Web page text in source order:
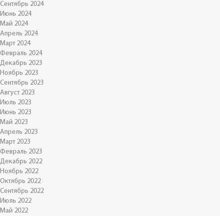
Сентябрь 2024
Июнь 2024
Май 2024
Апрель 2024
Март 2024
Февраль 2024
Декабрь 2023
Ноябрь 2023
Сентябрь 2023
Август 2023
Июль 2023
Июнь 2023
Май 2023
Апрель 2023
Март 2023
Февраль 2023
Декабрь 2022
Ноябрь 2022
Октябрь 2022
Сентябрь 2022
Июль 2022
Май 2022